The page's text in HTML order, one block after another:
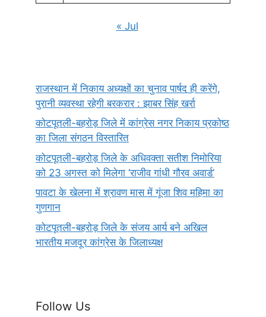
« Jul
राजस्थान में निकाय अध्यक्षों का चुनाव पार्षद ही करेंगे,
पुरानी व्यवस्था रहेगी बरकरार : झाबर सिंह खर्रा
कोटपूतली-बहरोड़ जिले में कांग्रेस नगर निकाय प्रकोष्ठ
का जिला संगठन विस्तारित
कोटपूतली-बहरोड़ जिले के अधिवक्ता सतीश निमोरिया
को 23 अगस्त को मिलेगा ‘राजीव गांधी गौरव अवार्ड’
पावटा के खेलना में श्रावण मास में गूंजा शिव महिमा का
गुणगान
कोटपूतली-बहरोड़ जिले के संजय आर्य बने अखिल
भारतीय मजदूर कांग्रेस के जिलाध्यक्ष
Follow Us